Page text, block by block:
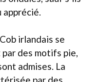
irlandais se
des motifs pie,
admises. La